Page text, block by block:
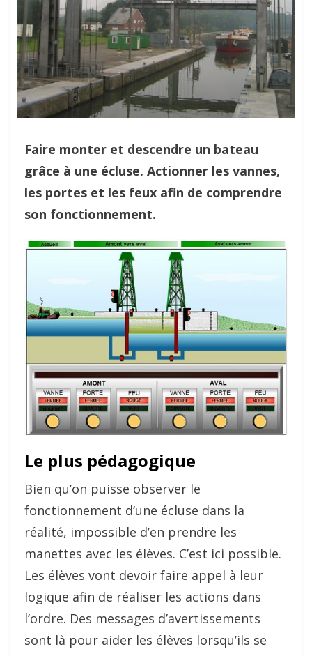
Faire monter et descendre un bateau
grâce à une écluse. Actionner les vannes,
les portes et les feux afin de comprendre
son fonctionnement.
Le plus pédagogique
Bien qu’on puisse observer le
fonctionnement d’une écluse dans la
réalité, impossible d’en prendre les
manettes avec les élèves. C’est ici possible.
Les élèves vont devoir faire appel à leur
logique afin de réaliser les actions dans
l’ordre. Des messages d’avertissements
sont là pour aider les élèves lorsqu’ils se